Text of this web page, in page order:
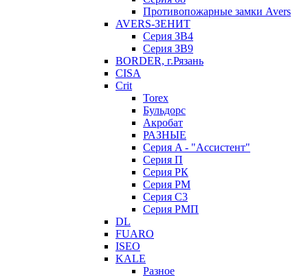
Противопожарные замки Avers
AVERS-ЗЕНИТ
Серия ЗВ4
Серия ЗВ9
BORDER, г.Рязань
CISA
Crit
Torex
Бульдорс
Акробат
РАЗНЫЕ
Серия A - "Ассистент"
Серия П
Серия РК
Серия РМ
Серия С3
Серия РМП
DL
FUARO
ISEO
KALE
Разное